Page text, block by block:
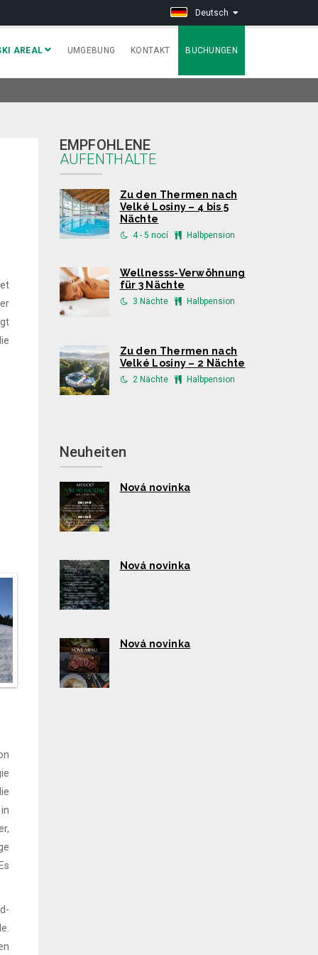
Deutsch
AREAL UMGEBUNG KONTAKT BUCHUNGEN
EMPFOHLENE
AUFENTHALTE
Zu den Thermen nach
Velké Losiny – 4 bis 5
Nächte
4 - 5 nocí Halbpension
Wellnesss-Verwöhnung
für 3 Nächte
3 Nächte Halbpension
Zu den Thermen nach
Velké Losiny – 2 Nächte
2 Nächte Halbpension
Neuheiten
Nová novinka
Nová novinka
Nová novinka